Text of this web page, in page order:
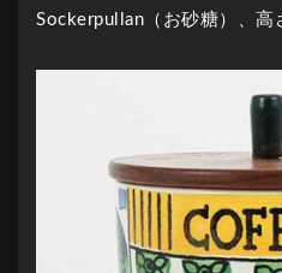
Sockerpullan（お砂糖）、